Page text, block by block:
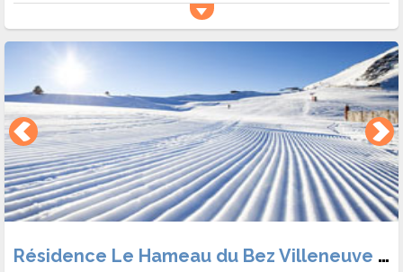
Résidence Le Hameau du Bez Villeneuve 1400